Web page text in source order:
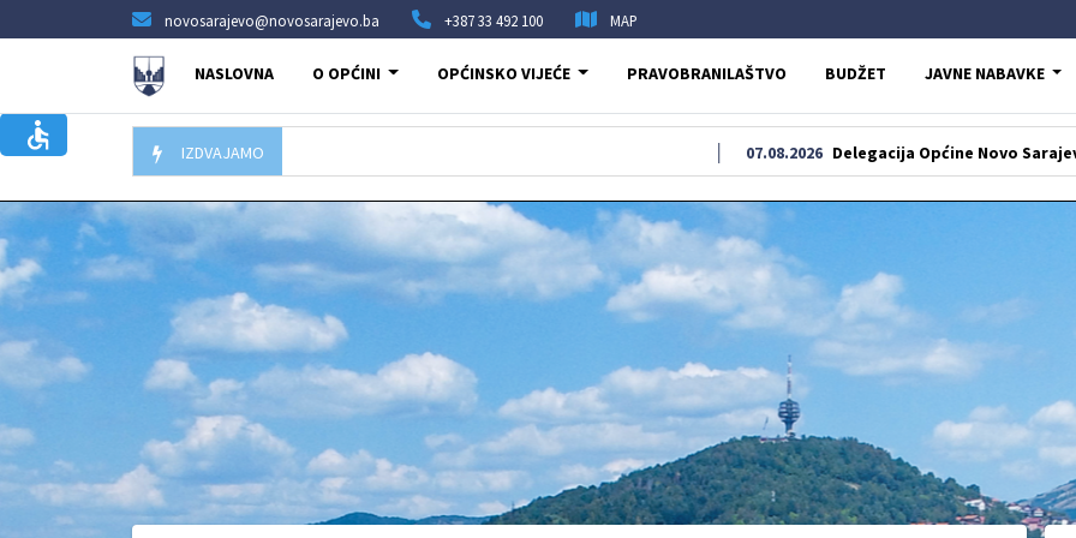
novosarajevo@novosarajevo.ba +387 33 492 100 MAP
NASLOVNA O OPĆINI OPĆINSKO VIJEĆE PRAVOBRANILAŠTVO BUDŽET JAVNE NABAVKE
IZDVAJAMO Delegacija Općine Novo Sarajevo odala